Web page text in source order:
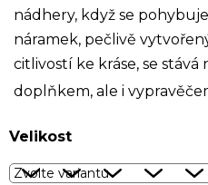
nádhery, když se
náramek, pečlivě
citlivostí ke kráse, se
doplňkem, ale i
Velikost